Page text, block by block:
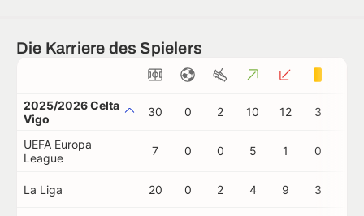
Die Karriere des Spielers
2025/2026 Celta
Vigo
30 0 2 10 12 3
UEFA Europa
League
7 0 0 5 1 0
La Liga 20 0 2 4 9 3